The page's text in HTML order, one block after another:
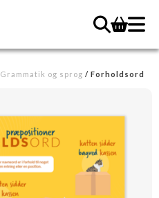
Grammatik og sprog / Forholdsord